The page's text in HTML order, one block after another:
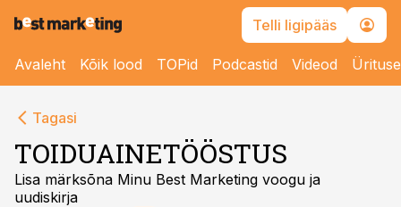
Telli ligipääs
Avaleht Kõik lood TOPid Podcastid Videod
Tagasi
TOIDUAINETÖÖSTUS
Lisa märksõna Minu Best Marketing voogu ja
uudiskirja